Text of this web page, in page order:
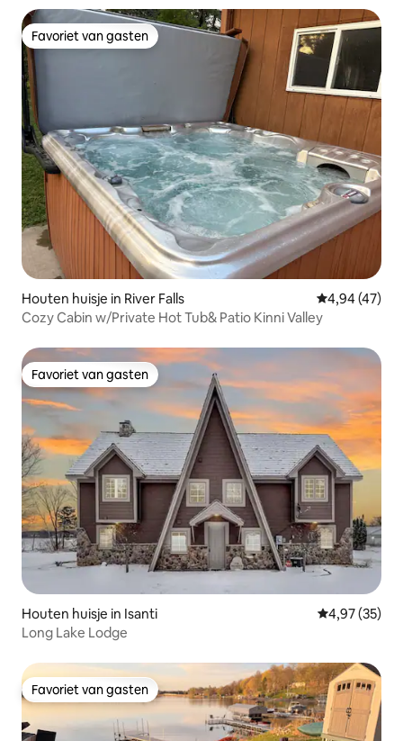
Favoriet van gasten
Favoriet van gasten
Houten huisje in River Falls Gemiddelde
4,94 (47)
Cozy Cabin w/Private Hot Tub& Patio Kinni Valley
Favoriet van gasten
Favoriet van gasten
Houten huisje in Isanti Gemiddelde
4,97 (35)
Long Lake Lodge
Favoriet van gasten
Favoriet van gasten